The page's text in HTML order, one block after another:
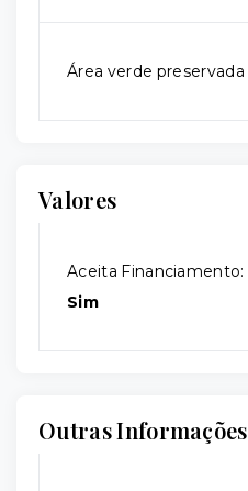
Área verde preservada
Valores
Aceita Financiamento:
Sim
Outras Informações